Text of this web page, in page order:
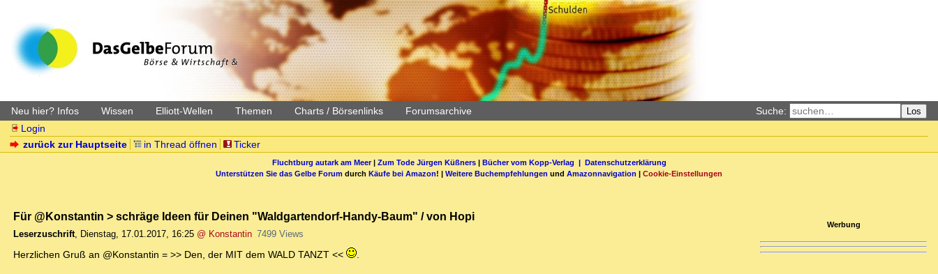
Neu hier? Infos Wissen Elliott-Wellen Themen Charts / Börsenlinks Forumsarchive Suche: Los
Login
zurück zur Hauptseite
in Thread öffnen Ticker
Fluchtburg autark am Meer| Zum Tode Jürgen Küßners| Bücher vom Kopp-Verlag | Datenschutzerklärung
Unterstützen Sie das Gelbe Forum durch Käufe bei Amazon! | Weitere Buchempfehlungen und Amazonnavigation | Cookie-Einstellungen
Für @Konstantin > schräge Ideen für Deinen "Waldgartendorf-Handy-Baum" / von Hopi
Leserzuschrift, Dienstag, 17.01.2017, 16:25 @ Konstantin 7499 Views
Herzlichen Gruß an @Konstantin = >> Den, der MIT dem WALD TANZT << .
Werbung